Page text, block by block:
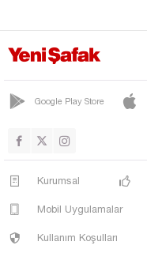
Niğde
Osmaniye
Sakarya
Samsun
Siirt
Sinop
Google Play Store
Kurumsal
Mobil Uygulamalar
Kullanım Koşulları